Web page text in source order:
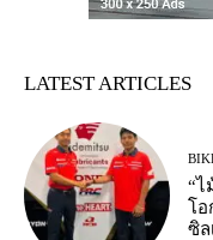
LATEST ARTICLES
“ไ
โ
ซิล